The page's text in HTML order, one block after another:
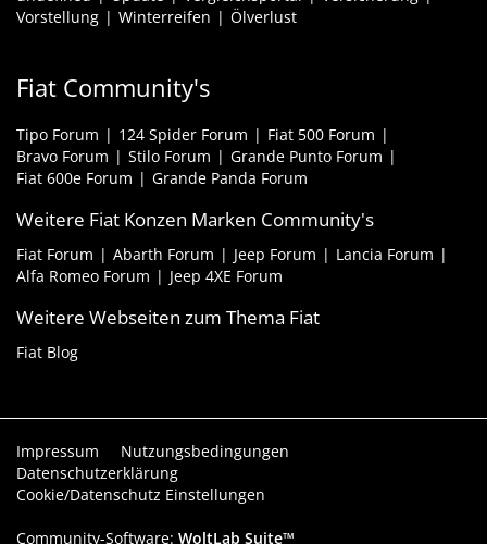
Vorstellung
Winterreifen Ölverlust
Fiat Community's
Tipo Forum 124 Spider Forum
Fiat 500 Forum
Bravo Forum
Stilo Forum
Grande Punto Forum
Fiat 600e Forum
Grande Panda Forum
Weitere Fiat Konzen Marken Community's
Fiat Forum Abarth Forum Jeep Forum
Lancia Forum
Alfa Romeo Forum
Jeep 4XE Forum
Weitere Webseiten zum Thema Fiat
Fiat Blog
Impressum
Nutzungsbedingungen
Datenschutzerklärung
Cookie/Datenschutz Einstellungen
Community-Software: WoltLab Suite™